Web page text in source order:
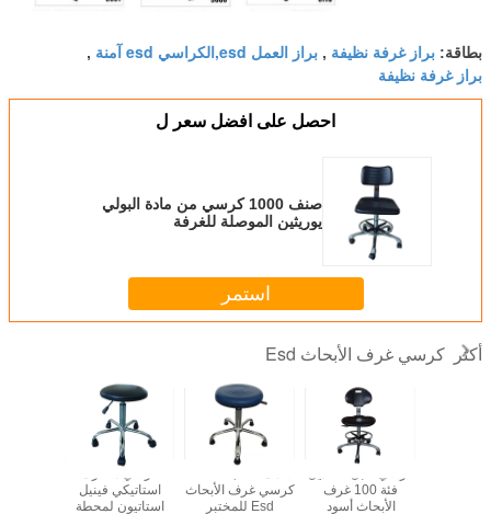
بطاقة: براز غرفة نظيفة , براز العمل esd,الكراسي esd آمنة ,
براز غرفة نظيفة
احصل على افضل سعر ل
صنف 1000 كرسي من مادة البولي
يوريثين الموصلة للغرفة
استمر
أكثر كرسي غرف الأبحاث Esd
استاتيكي فينيل
استاتيون لمحطة
كرسي غرف الأبحاث
Esd للمختبر
فئة 100 غرف
الأبحاث أسود